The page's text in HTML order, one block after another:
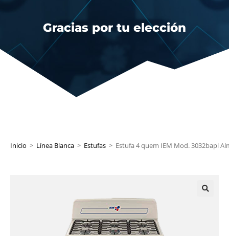
Gracias por tu elección
Inicio > Línea Blanca > Estufas > Estufa 4 quem IEM Mod. 3032bapl